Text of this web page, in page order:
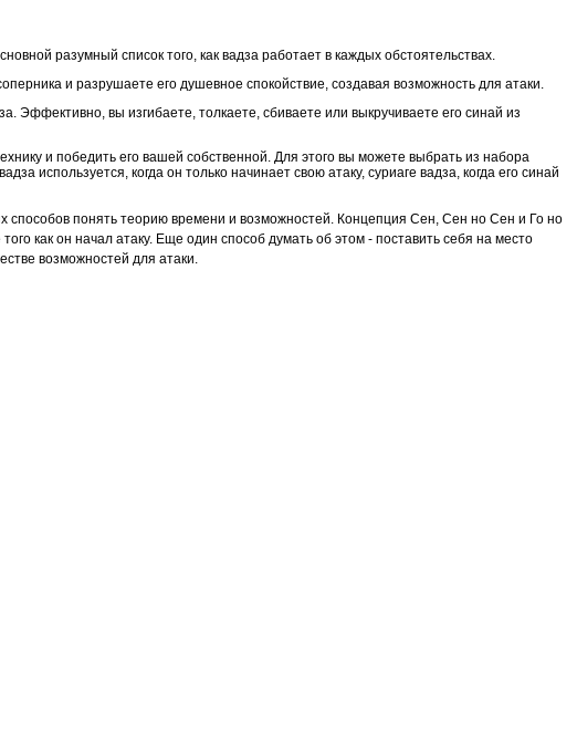
разумный список того, как вадза работает в каждых обстоятельствах.
и разрушаете его душевное спокойствие, создавая возможность для атаки.
Эффективно, вы изгибаете, толкаете, сбиваете или выкручиваете его синай из
и победить его вашей собственной. Для этого вы можете выбрать из набора
используется, когда он только начинает свою атаку, суриаге вадза, когда его синай
способов понять теорию времени и возможностей. Концепция Сен, Сен но Сен и Го но
как он начал атаку. Еще один способ думать об этом - поставить себя на место
возможностей для атаки.